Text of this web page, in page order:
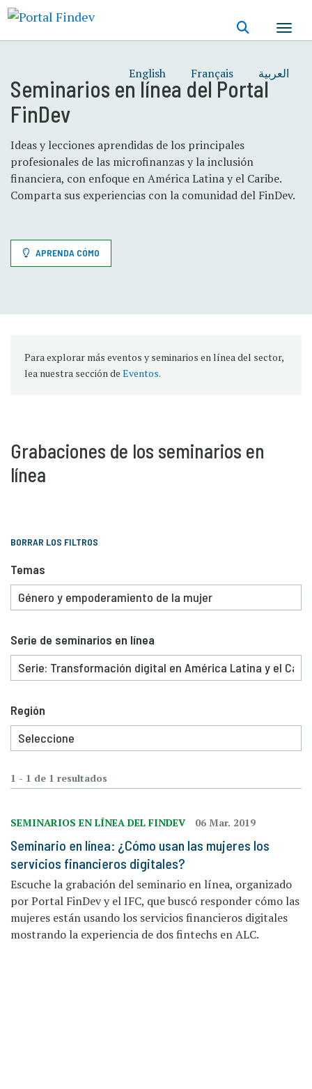
principal
English Français العربية
Seminarios en línea del Portal
FinDev
Ideas y lecciones aprendidas de los principales
profesionales de las microfinanzas y la inclusión
financiera, con enfoque en América Latina y el Caribe.
Comparta sus experiencias con la comunidad del FinDev.
APRENDA CÓMO
Para explorar más eventos y seminarios en línea del sector,
lea nuestra sección de Eventos.
Grabaciones de los seminarios en
línea
1 - 1 de 1 resultados
SEMINARIOS EN LÍNEA DEL FINDEV 06 Mar. 2019
Seminario en línea: ¿Cómo usan las mujeres los
servicios financieros digitales?
Escuche la grabación del seminario en línea, organizado
por Portal FinDev y el IFC, que buscó responder cómo las
mujeres están usando los servicios financieros digitales
mostrando la experiencia de dos fintechs en ALC.
BORRAR LOS FILTROS
Temas
Serie de seminarios en línea
Región